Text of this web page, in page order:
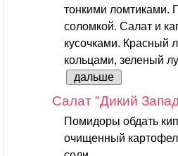
тонкими ломтиками.
соломкой. Салат и
кусочками. Красный
кольцами, зеленый
дальше
Салат "Дикий
Помидоры обдать
очищенный